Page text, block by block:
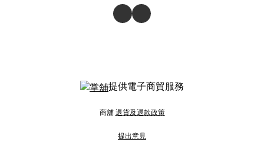
提供電子商貿服務
商舖 退貨及退款政策
提出意見